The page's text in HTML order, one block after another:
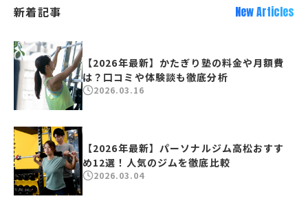
新着記事 New Articles
【2026年最新】かたぎり塾の料金や月額費
は？口コミや体験談も徹底分析
2026.03.16
【2026年最新】パーソナルジム高松おすす
め12選！人気のジムを徹底比較
2026.03.04